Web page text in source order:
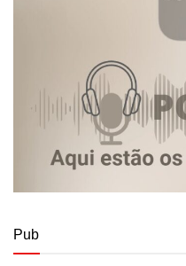
Pub